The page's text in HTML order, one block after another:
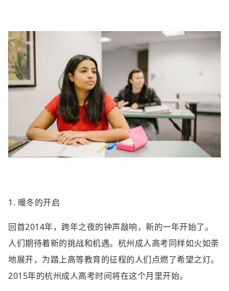
1. 暖冬的开启
回首2014年，跨年之夜的钟声敲响，新的一年开始了。
人们期待着新的挑战和机遇。杭州成人高考同样如火如荼
地展开，为踏上高等教育的征程的人们点燃了希望之灯。
2015年的杭州成人高考时间将在这个月里开始。